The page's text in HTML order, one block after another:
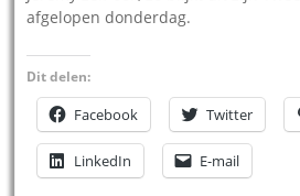
afgelopen donderdag.
Dit delen:
Facebook Twitter
LinkedIn E-mail